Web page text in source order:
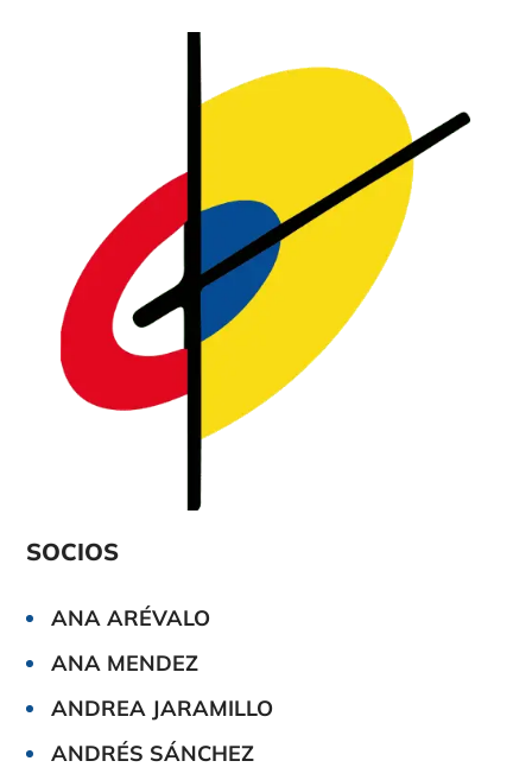
SOCIOS
ANA ARÉVALO
ANA MENDEZ
ANDREA JARAMILLO
ANDRÉS SÁNCHEZ